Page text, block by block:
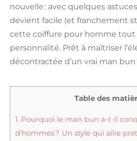
nouvelle : avec quelques
devient facile (et franchement
cette coiffure pour homme tout
personnalité. Prêt à maîtriser
décontractée d’un vrai man bun
Table des
1. Pourquoi le man bun a-t-il
d’hommes ? Un style qui allie